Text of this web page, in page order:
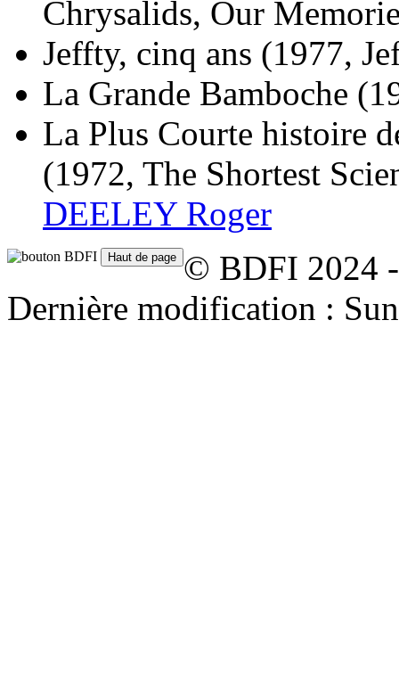
Chrysalids, Our
Jeffty, cinq ans (1977,
La Grande Bamboche
La Plus Courte histoire
(1972, The Shortest
DEELEY Roger
© BDFI 2024
Dernière modification :